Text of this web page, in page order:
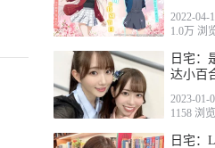
2022-04-
1.0万 浏
日宅：
达小百
2023-01-
1158 浏览
日宅：